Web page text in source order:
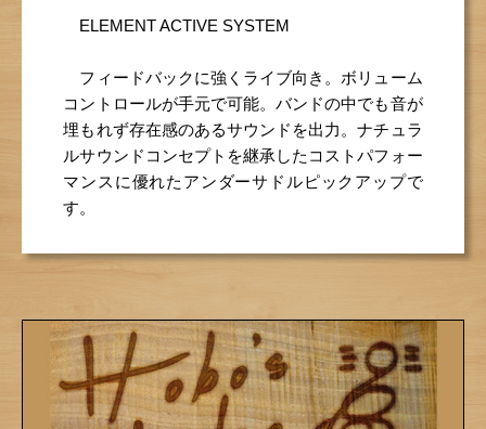
ELEMENT ACTIVE SYSTEM
フィードバックに強くライブ向き。ボリューム
コントロールが手元で可能。バンドの中でも音が
埋もれず存在感のあるサウンドを出力。ナチュラ
ルサウンドコンセプトを継承したコストパフォー
マンスに優れたアンダーサドルピックアップで
す。